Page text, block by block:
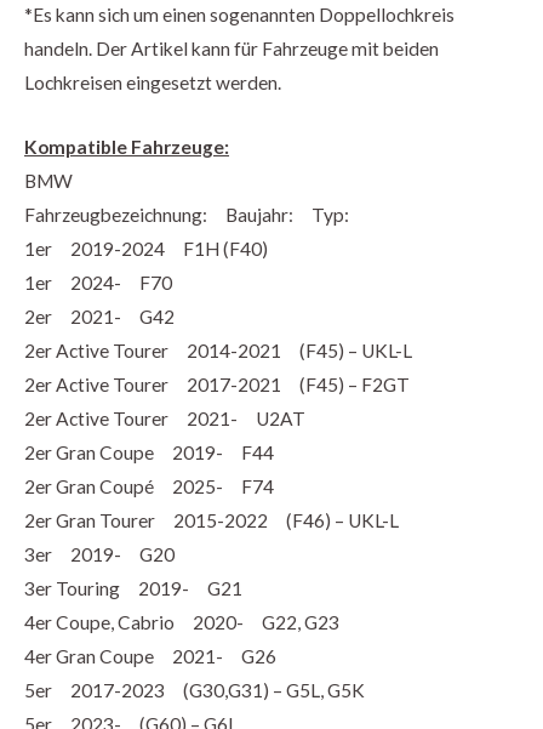
*Es kann sich um einen sogenannten Doppellochkreis
handeln. Der Artikel kann für Fahrzeuge mit beiden
Lochkreisen eingesetzt werden.
Kompatible Fahrzeuge:
BMW
Fahrzeugbezeichnung: Baujahr: Typ:
1er 2019-2024 F1H (F40)
1er 2024- F70
2er 2021- G42
2er Active Tourer 2014-2021 (F45) – UKL-L
2er Active Tourer 2017-2021 (F45) – F2GT
2er Active Tourer 2021- U2AT
2er Gran Coupe 2019- F44
2er Gran Coupé 2025- F74
2er Gran Tourer 2015-2022 (F46) – UKL-L
3er 2019- G20
3er Touring 2019- G21
4er Coupe, Cabrio 2020- G22, G23
4er Gran Coupe 2021- G26
5er 2017-2023 (G30,G31) – G5L, G5K
5er 2023- (G60) – G6L